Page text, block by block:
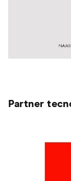
Partner